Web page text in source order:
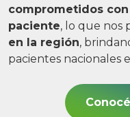
comprometidos
paciente, lo que nos
en la región,
pacientes nacionales